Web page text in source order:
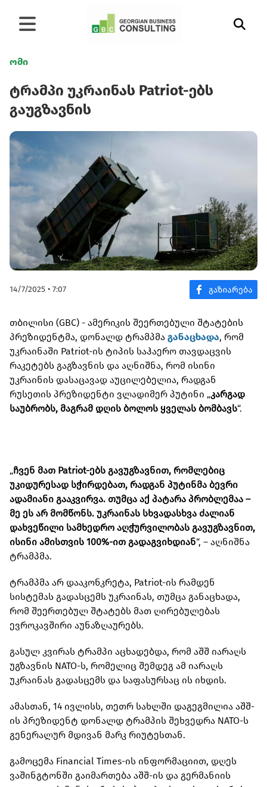
ომი
ტრამპი უკრაინას Patriot-ებს
გაუგზავნის
14/7/2025 • 7:07
თბილისი (GBC) - ამერიკის შეერთებული შტატების
პრეზიდენტმა, დონალდ ტრამპმა განაცხადა, რომ
უკრაინაში Patriot-ის ტიპის საჰაერო თავდაცვის
რაკეტებს გაგზავნის და აღნიშნა, რომ ისინი
უკრაინის დასაცავად აუცილებელია, რადგან
რუსეთის პრეზიდენტი ვლადიმერ პუტინი „კარგად
საუბრობს, მაგრამ დღის ბოლოს ყველას ბომბავს“.
„ჩვენ მათ Patriot-ებს გავუგზავნით, რომლებიც
უკიდურესად სჭირდებათ, რადგან პუტინმა ბევრი
ადამიანი გააკვირვა. თუმცა აქ პატარა პრობლემაა –
მე ეს არ მომწონს. უკრაინას სხვადასხვა ძალიან
დახვეწილი სამხედრო აღჭურვილობას გავუგზავნით,
ისინი ამისთვის 100%-ით გადაგვიხდიან“, – აღნიშნა
ტრამპმა.
ტრამპმა არ დააკონკრეტა, Patriot-ის რამდენ
სისტემას გადასცემს უკრაინას, თუმცა განაცხადა,
რომ შეერთებულ შტატებს მათ ღირებულებას
ევროკავშირი აუნაზღაურებს.
გასულ კვირას ტრამპი აცხადებდა, რომ აშშ იარაღს
უგზავნის NATO-ს, რომელიც შემდეგ ამ იარაღს
უკრაინას გადასცემს და საფასურსაც ის იხდის.
ამასთან, 14 ივლისს, თეთრ სახლში დაგეგმილია აშშ-
ის პრეზიდენტ დონალდ ტრამპის შეხვედრა NATO-ს
გენერალურ მდივან მარკ რიუტესთან.
გამოცემა Financial Times-ის ინფორმაციით, დღეს
ვაშინგტონში გაიმართება აშშ-ის და გერმანიის